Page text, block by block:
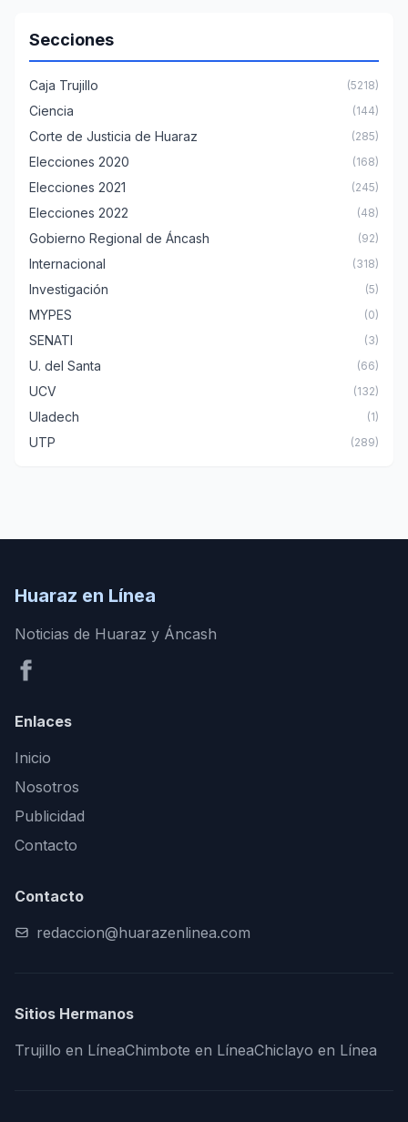
Secciones
Caja Trujillo (5218)
Ciencia (144)
Corte de Justicia de Huaraz (285)
Elecciones 2020 (168)
Elecciones 2021 (245)
Elecciones 2022 (48)
Gobierno Regional de Áncash (92)
Internacional (318)
Investigación (5)
MYPES (0)
SENATI (3)
U. del Santa (66)
UCV (132)
Uladech (1)
UTP (289)
Huaraz en Línea
Noticias de Huaraz y Áncash
Enlaces
Inicio
Nosotros
Publicidad
Contacto
Contacto
redaccion@huarazenlinea.com
Sitios Hermanos
Trujillo en LíneaChimbote en LíneaChiclayo en Línea